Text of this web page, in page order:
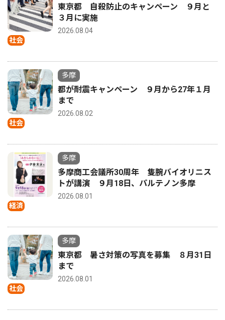
社会
東京都 自殺防止のキャンペーン ９月と
３月に実施
2026.08.04
社会
多摩
都が耐震キャンペーン ９月から27年１月
まで
2026.08.02
経済
多摩
多摩商工会議所30周年 隻腕バイオリニス
トが講演 ９月18日、パルテノン多摩
2026.08.01
社会
多摩
東京都 暑さ対策の写真を募集 ８月31日
まで
2026.08.01